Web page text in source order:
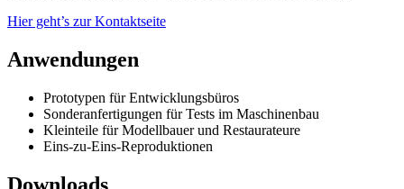
Hier geht’s zur Kontaktseite
Anwendungen
Prototypen für Entwicklungsbüros
Sonderanfertigungen für Tests im Maschinenbau
Kleinteile für Modellbauer und Restaurateure
Eins-zu-Eins-Reproduktionen